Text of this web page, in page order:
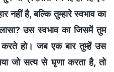
नहीं है, बल्कि तुम्हारे स्वभाव का
उस स्वभाव का जिसमें तुम
हो। जब एक बार तुम्हें उस
जो सत्य से घृणा करता है, तो